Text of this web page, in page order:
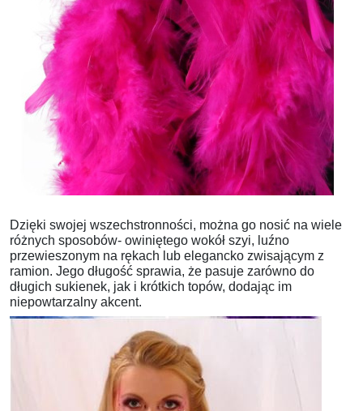
Dzięki swojej wszechstronności, można go nosić na wiele
różnych sposobów- owiniętego wokół szyi, luźno
przewieszonym na rękach lub elegancko zwisającym z
ramion. Jego długość sprawia, że pasuje zarówno do
długich sukienek, jak i krótkich topów, dodając im
niepowtarzalny akcent.